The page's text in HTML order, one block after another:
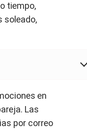
tiempo,
soleado,
en
Las
por correo